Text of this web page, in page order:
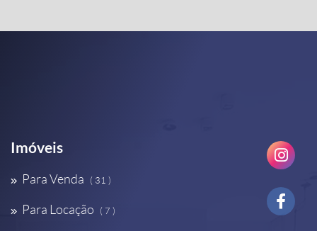
Imóveis
Para Venda ( 31 )
Para Locação ( 7 )